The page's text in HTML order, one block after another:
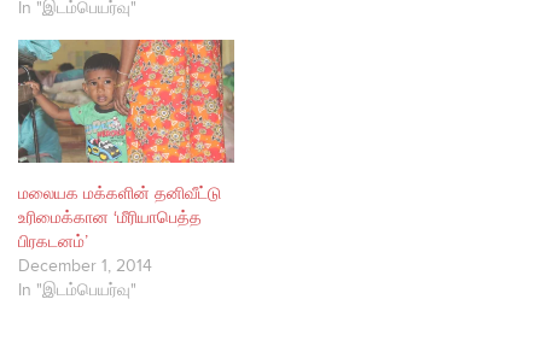
In "இடம்பெயர்வு"
மலையக மக்களின் தனிவீட்டு
உரிமைக்கான ‘மீரியாபெத்த
பிரகடனம்’
December 1, 2014
In "இடம்பெயர்வு"